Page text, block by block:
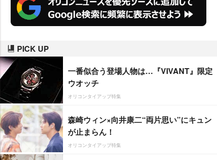
PICK UP
一番似合う登場人物は…『VIVANT』限定
ウオッチ
オリコンタイアップ特集
森崎ウィン×向井康二“両片思い”にキュン
が止まらん！
オリコンタイアップ特集